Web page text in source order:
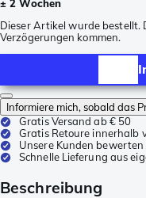
± 2 Wochen
Dieser Artikel wurde bestellt.
Verzögerungen kommen.
Informiere mich, sobald das
Gratis Versand ab € 50
Gratis Retoure innerhalb
Unsere Kunden
Schnelle Lieferung aus
Beschreibung